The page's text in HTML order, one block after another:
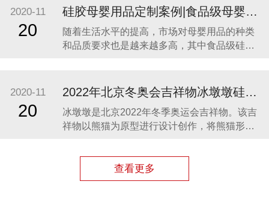
关联呢？ 2014年可口可乐找到我们的时候，我
们也是非常的惊讶，以为是在开玩笑。他们却
很认真的告诉我们，他们想开发一款创意有代
2020-11
20
硅胶母婴用品定制案例|食品级母婴硅胶制品
随着生活水平的提高，市场对母婴用品的种类
和品质要求也是越来越多高，其中食品级硅胶
品的的主要材料之一。众盛硅胶厂家在硅胶制
品行业深耕23年，生产的硅胶母婴用品全球使
用用户超百万。 今天我们就来分享几款热卖的
硅胶母婴
2020-11
20
2022年北京冬奥会吉祥物冰墩墩硅胶制品生产案例
冰墩墩是北京2022年冬季奥运会吉祥物。该吉
祥物以熊猫为原型进行设计创作，将熊猫形象
心，奥运组委会将吉祥物冰墩墩放到东莞生
产，而众盛硅胶也有幸参与了冰墩墩的生产制
查看更多